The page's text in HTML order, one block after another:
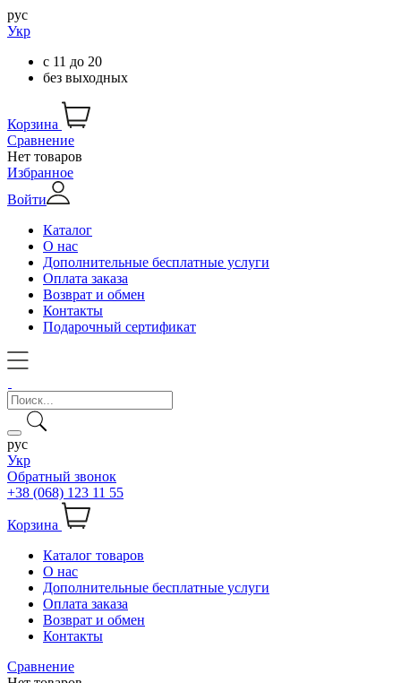
рус
Укр
с 11 до 20
без выходных
Корзина
Сравнение
Нет товаров
Избранное
Войти
Каталог
О нас
Дополнительные бесплатные услуги
Оплата заказа
Возврат и обмен
Контакты
Подарочный сертификат
рус
Укр
Обратный звонок
+38 (068) 123 11 55
Корзина
Каталог товаров
О нас
Дополнительные бесплатные услуги
Оплата заказа
Возврат и обмен
Контакты
Сравнение